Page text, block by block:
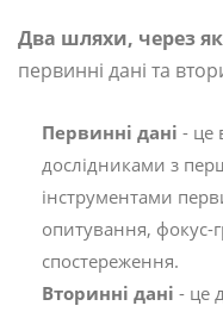
Два шляхи, через
первинні дані та
Первинні дані - це
дослідниками з
інструментами
опитування, фокус-
спостереження.
Вторинні дані - це